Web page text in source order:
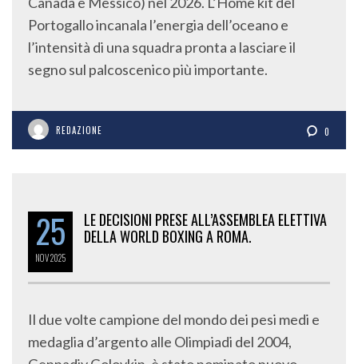
Portogallo incanala l’energia dell’oceano e
l’intensità di una squadra pronta a lasciare il
segno sul palcoscenico più importante.
25
NOV 2025
DELLA WORLD BOXING A ROMA.
medaglia d’argento alle Olimpiadi del 2004,
Gennadiy Golovkin, è stato nominato nuovo